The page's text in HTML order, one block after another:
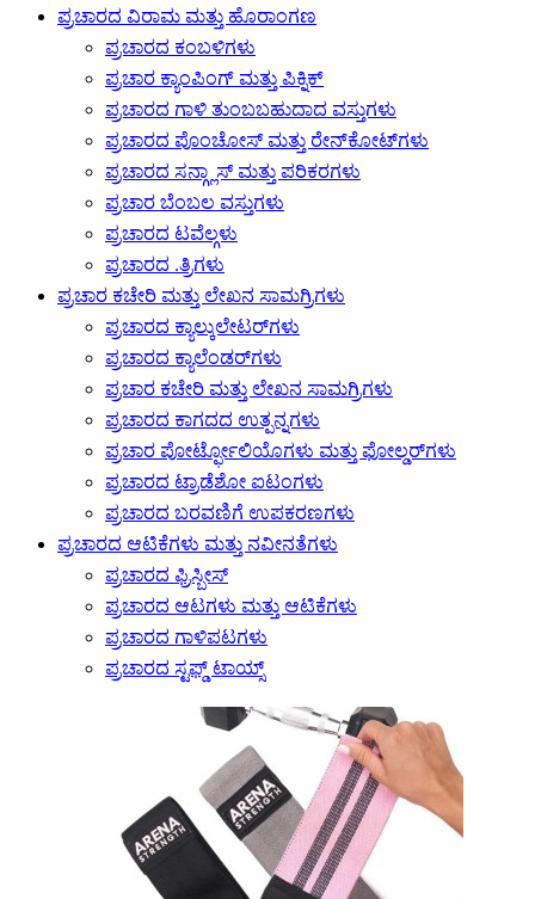
ಪ್ರಚಾರದ ವಿರಾಮ ಮತ್ತು ಹೊರಾಂಗಣ
ಪ್ರಚಾರದ ಕಂಬಳಿಗಳು
ಪ್ರಚಾರ ಕ್ಯಾಂಪಿಂಗ್ ಮತ್ತು ಪಿಕ್ನಿಕ್
ಪ್ರಚಾರದ ಗಾಳಿ ತುಂಬಬಹುದಾದ ವಸ್ತುಗಳು
ಪ್ರಚಾರದ ಪೊಂಚೋಸ್ ಮತ್ತು ರೇನ್‌ಕೋಟ್‌ಗಳು
ಪ್ರಚಾರದ ಸನ್ಗ್ಲಾಸ್ ಮತ್ತು ಪರಿಕರಗಳು
ಪ್ರಚಾರ ಬೆಂಬಲ ವಸ್ತುಗಳು
ಪ್ರಚಾರದ ಟವೆಲ್ಗಳು
ಪ್ರಚಾರದ .ತ್ರಿಗಳು
ಪ್ರಚಾರ ಕಚೇರಿ ಮತ್ತು ಲೇಖನ ಸಾಮಗ್ರಿಗಳು
ಪ್ರಚಾರದ ಕ್ಯಾಲ್ಕುಲೇಟರ್‌ಗಳು
ಪ್ರಚಾರದ ಕ್ಯಾಲೆಂಡರ್‌ಗಳು
ಪ್ರಚಾರ ಕಚೇರಿ ಮತ್ತು ಲೇಖನ ಸಾಮಗ್ರಿಗಳು
ಪ್ರಚಾರದ ಕಾಗದದ ಉತ್ಪನ್ನಗಳು
ಪ್ರಚಾರ ಪೋರ್ಟ್ಫೋಲಿಯೊಗಳು ಮತ್ತು ಫೋಲ್ಡರ್‌ಗಳು
ಪ್ರಚಾರದ ಟ್ರಾಡೆಶೋ ಐಟಂಗಳು
ಪ್ರಚಾರದ ಬರವಣಿಗೆ ಉಪಕರಣಗಳು
ಪ್ರಚಾರದ ಆಟಿಕೆಗಳು ಮತ್ತು ನವೀನತೆಗಳು
ಪ್ರಚಾರದ ಫ್ರಿಸ್ಬೀಸ್
ಪ್ರಚಾರದ ಆಟಗಳು ಮತ್ತು ಆಟಿಕೆಗಳು
ಪ್ರಚಾರದ ಗಾಳಿಪಟಗಳು
ಪ್ರಚಾರದ ಸ್ಟಫ್ಡ್ ಟಾಯ್ಸ್